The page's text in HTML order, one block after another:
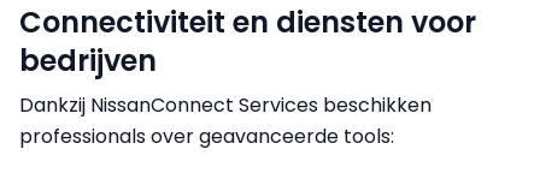
Connectiviteit en diensten voor
bedrijven
Dankzij NissanConnect Services beschikken
professionals over geavanceerde tools: